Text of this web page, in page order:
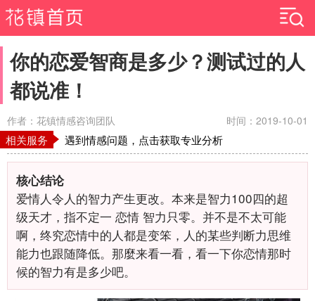
你的恋爱智商是多少？测试过的人
都说准！
作者：花镇情感咨询团队 时间：2019-10-01
相关服务 遇到情感问题，点击获取专业分析
核心结论
爱情人令人的智力产生更改。本来是智力100四的超
级天才，指不定一 恋情 智力只零。并不是不太可能
啊，终究恋情中的人都是变笨，人的某些判断力思维
能力也跟随降低。那麼来看一看，看一下你恋情那时
候的智力有是多少吧。